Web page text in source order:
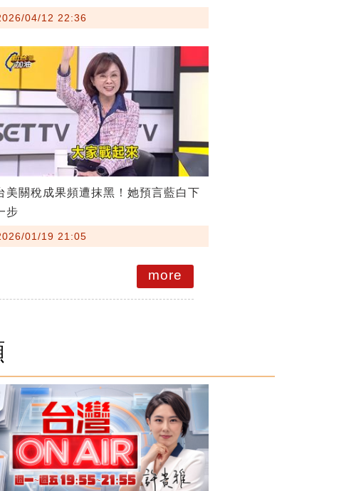
04/12 22:36
美關稅成果頻遭抹黑！她預言藍白下
步
01/19 21:05
more